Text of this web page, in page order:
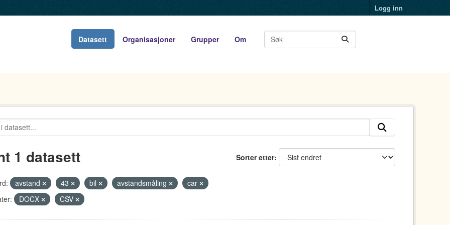
Logg inn
Datasett Organisasjoner Grupper Om
Sorter etter
1 datasett
avstand 43 bil avstandsmåling
car
DOCX CSV